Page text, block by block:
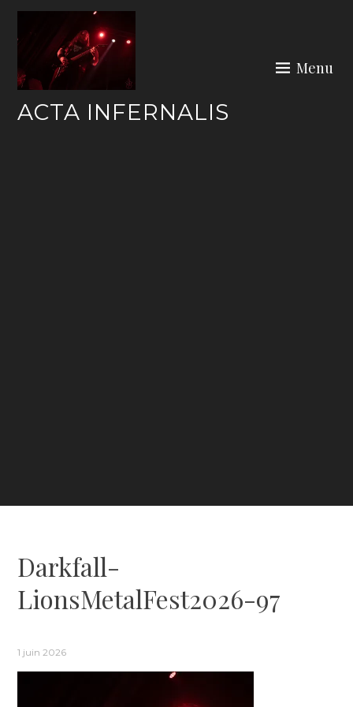
Skip
ACTA INFERNALIS
Menu
Darkfall-
LionsMetalFest2026-97
1 juin 2026